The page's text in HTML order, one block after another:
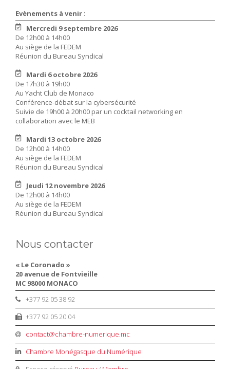
Evènements à venir :
Mercredi 9 septembre 2026
De 12h00 à 14h00
Au siège de la FEDEM
Réunion du Bureau Syndical
Mardi 6 octobre 2026
De 17h30 à 19h00
Au Yacht Club de Monaco
Conférence-débat sur la cybersécurité
Suivie de 19h00 à 20h00 par un cocktail networking en
collaboration avec le MEB
Mardi 13 octobre 2026
De 12h00 à 14h00
Au siège de la FEDEM
Réunion du Bureau Syndical
Jeudi 12 novembre 2026
De 12h00 à 14h00
Au siège de la FEDEM
Réunion du Bureau Syndical
Nous contacter
« Le Coronado »
20 avenue de Fontvieille
MC 98000 MONACO
+377 92 05 38 92
+377 92 05 20 04
contact@chambre-numerique.mc
Chambre Monégasque du Numérique